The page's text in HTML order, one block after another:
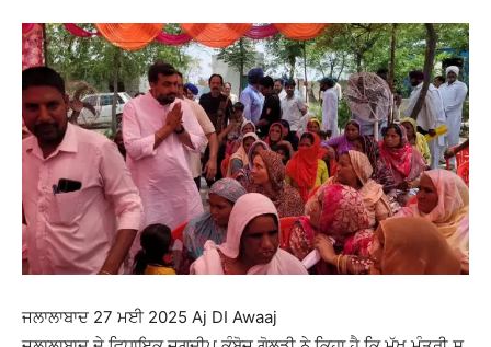
ਜਲਾਲਾਬਾਦ 27 ਮਈ 2025 Aj DI Awaaj